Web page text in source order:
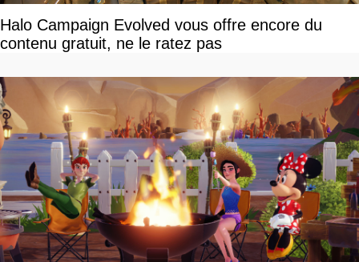
Halo Campaign Evolved vous offre encore du
contenu gratuit, ne le ratez pas